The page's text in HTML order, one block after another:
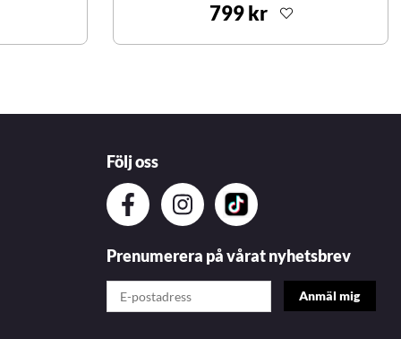
799 kr
Följ oss
Prenumerera på vårat nyhetsbrev